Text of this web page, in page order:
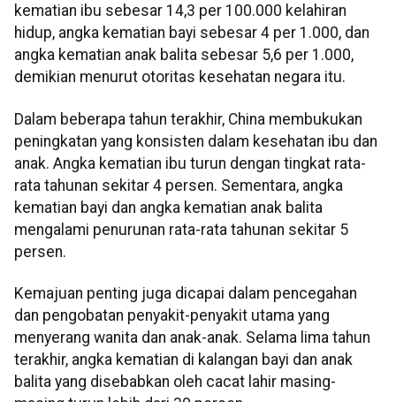
kematian ibu sebesar 14,3 per 100.000 kelahiran
hidup, angka kematian bayi sebesar 4 per 1.000, dan
angka kematian anak balita sebesar 5,6 per 1.000,
demikian menurut otoritas kesehatan negara itu.
Dalam beberapa tahun terakhir, China membukukan
peningkatan yang konsisten dalam kesehatan ibu dan
anak. Angka kematian ibu turun dengan tingkat rata-
rata tahunan sekitar 4 persen. Sementara, angka
kematian bayi dan angka kematian anak balita
mengalami penurunan rata-rata tahunan sekitar 5
persen.
Kemajuan penting juga dicapai dalam pencegahan
dan pengobatan penyakit-penyakit utama yang
menyerang wanita dan anak-anak. Selama lima tahun
terakhir, angka kematian di kalangan bayi dan anak
balita yang disebabkan oleh cacat lahir masing-